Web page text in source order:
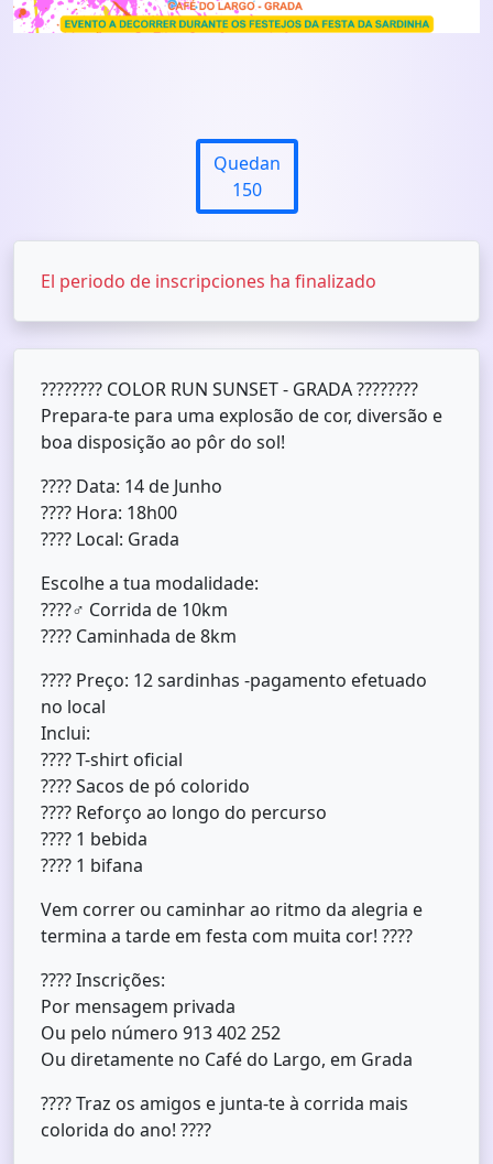
Quedan
150
El periodo de inscripciones ha finalizado
???????? COLOR RUN SUNSET - GRADA ????????
Prepara-te para uma explosão de cor, diversão e
boa disposição ao pôr do sol!
????️ Data: 14 de Junho
???? Hora: 18h00
???? Local: Grada
Escolhe a tua modalidade:
????‍♂️ Corrida de 10km
???? Caminhada de 8km
????️ Preço: 12 sardinhas -pagamento efetuado
no local
Inclui:
???? T-shirt oficial
???? Sacos de pó colorido
???? Reforço ao longo do percurso
???? 1 bebida
???? 1 bifana
Vem correr ou caminhar ao ritmo da alegria e
termina a tarde em festa com muita cor! ????
???? Inscrições:
Por mensagem privada
Ou pelo número 913 402 252
Ou diretamente no Café do Largo, em Grada
???? Traz os amigos e junta-te à corrida mais
colorida do ano! ????